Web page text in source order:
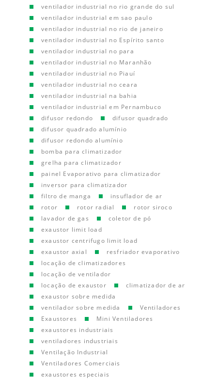
ventilador industrial no rio grande do sul
ventilador industrial em sao paulo
ventilador industrial no rio de janeiro
ventilador industrial no Espírito santo
ventilador industrial no para
ventilador industrial no Maranhão
ventilador industrial no Piauí
ventilador industrial no ceara
ventilador industrial na bahia
ventilador industrial em Pernambuco
difusor redondo
difusor quadrado
difusor quadrado alumínio
difusor redondo alumínio
bomba para climatizador
grelha para climatizador
painel Evaporativo para climatizador
inversor para climatizador
filtro de manga
insuflador de ar
rotor
rotor radial
rotor siroco
lavador de gas
coletor de pó
exaustor limit load
exaustor centrifugo limit load
exaustor axial
resfriador evaporativo
locação de climatizadores
locação de ventilador
locação de exaustor
climatizador de ar
exaustor sobre medida
ventilador sobre medida
Ventiladores
Exaustores
Mini Ventiladores
exaustores industriais
ventiladores industriais
Ventilação Industrial
Ventiladores Comerciais
exaustores especiais